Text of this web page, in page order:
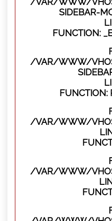
SIDEBAR-
FUNCTION:
/VAR/WWW/
FUNCTION:
/VAR/WWW/
/VAR/WWW/